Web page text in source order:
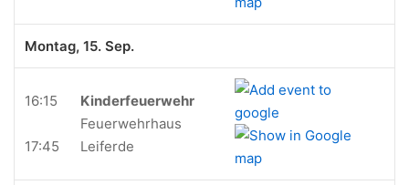
Montag, 15. Sep.
16:15
17:45
Kinderfeuerwehr
Feuerwehrhaus
Leiferde